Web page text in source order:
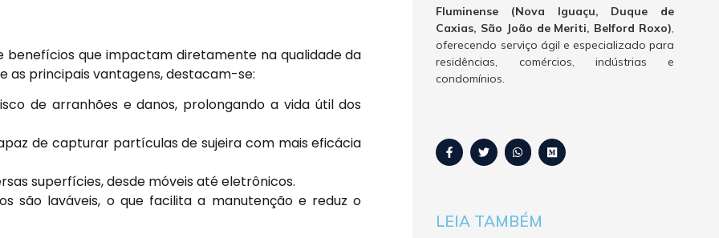
que impactam diretamente na qualidade da
as principais vantagens, destacam-se:
de arranhões e danos, prolongando a vida útil dos
de capturar partículas de sujeira com mais eficácia
superfícies, desde móveis até eletrônicos.
são laváveis, o que facilita a manutenção e reduz o
Fluminense (Nova Iguaçu, Duque de
Caxias, São João de Meriti, Belford Roxo),
oferecendo serviço ágil e especializado para
residências, comércios, indústrias e
condomínios.
LEIA TAMBÉM